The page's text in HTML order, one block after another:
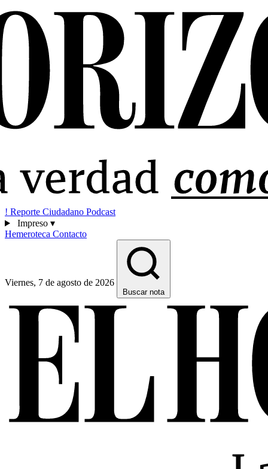
! Reporte Ciudadano Podcast
Impreso ▾
Hemeroteca Contacto
Viernes, 7 de agosto de 2026
Buscar nota